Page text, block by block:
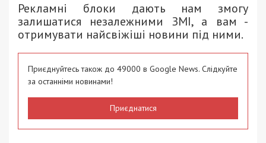
Рекламні блоки дають нам змогу
залишатися незалежними ЗМІ, а вам -
отримувати найсвіжіші новини під ними.
Приєднуйтесь також до 49000 в Google News. Слідкуйте
за останніми новинами!
Приєднатися